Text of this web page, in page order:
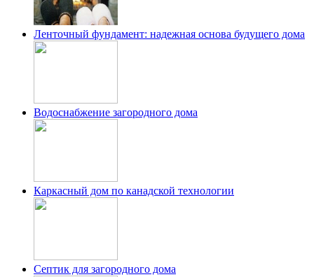
Ленточный фундамент: надежная основа будущего дома
Водоснабжение загородного дома
Каркасный дом по канадской технологии
Септик для загородного дома